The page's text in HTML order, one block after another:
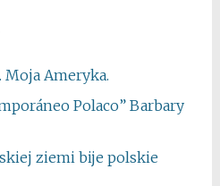
Moja Ameryka.
Polaco” Barbary
ziemi bije polskie